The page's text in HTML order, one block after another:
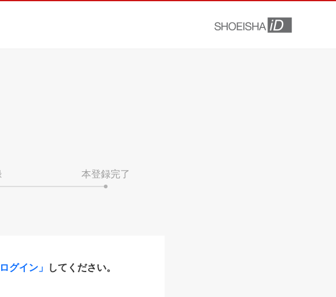
本登録完了
ログイン」 してください。